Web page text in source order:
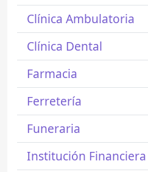
Clínica Ambulatoria
Clínica Dental
Farmacia
Ferretería
Funeraria
Institución Financiera